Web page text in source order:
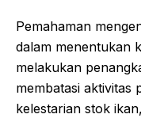
Pemahaman
dalam menentukan
melakukan
membatasi aktivitas
kelestarian stok